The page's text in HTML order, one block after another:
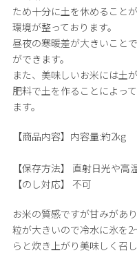
ため十分に土を休めること
環境が整っております。
昼夜の寒暖差が大きいこと
ができます。
また、美味しいお米には土
肥料で土を作ることによっ
ます。
【商品内容】 内容量:約2kg
【保存方法】
直射日光や高
【のし対応】
不可
お米の質感ですが甘みがあ
粒が大きいので冷水に氷を2
らと炊き上がり美味しく召